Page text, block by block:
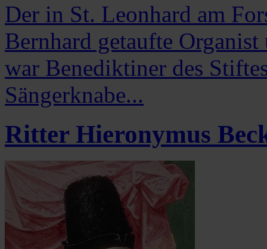
Der in St. Leonhard am
Bernhard getaufte
war Benediktiner des
Sängerknabe...
Ritter Hieronymus